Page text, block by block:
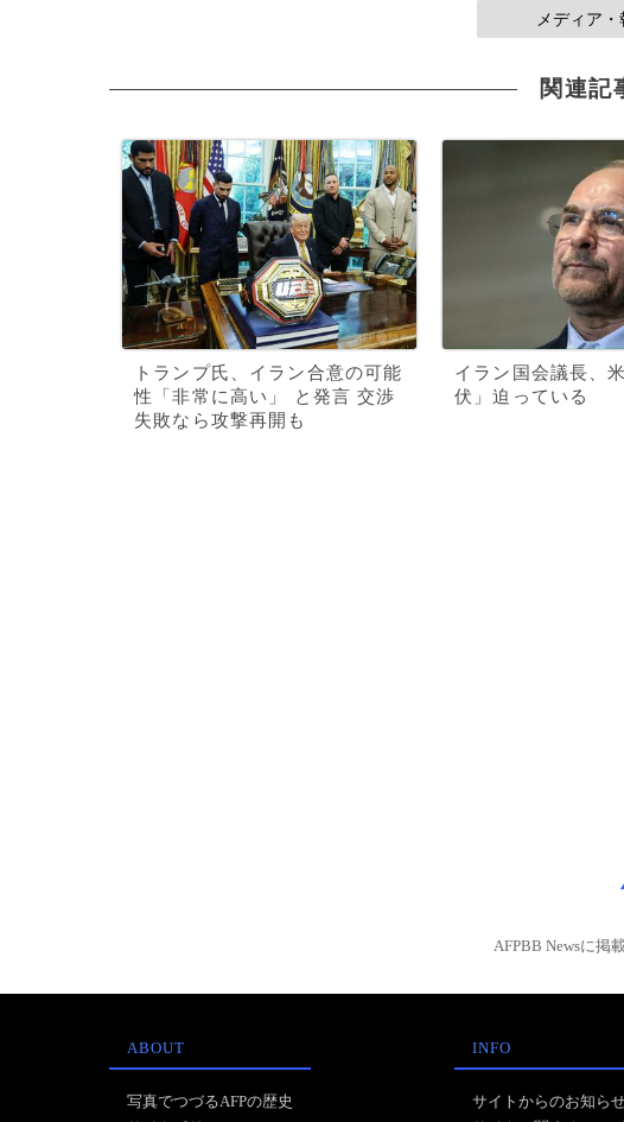
メディア
関連記
トランプ氏、イラン合意の可能
性「非常に高い」 と発言 交渉
失敗なら攻撃再開も
イラン国会議長、
伏」迫っている
AFPBB Newsに掲
ABOUT
写真でつづるAFPの歴史
INFO
サイトからのお知ら